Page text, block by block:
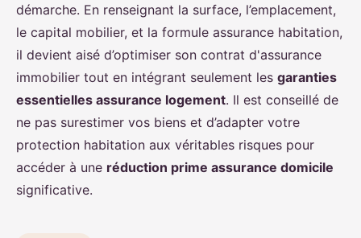
démarche. En renseignant la surface, l’emplacement,
le capital mobilier, et la formule assurance habitation,
il devient aisé d’optimiser son contrat d'assurance
immobilier tout en intégrant seulement les garanties
essentielles assurance logement. Il est conseillé de
ne pas surestimer vos biens et d’adapter votre
protection habitation aux véritables risques pour
accéder à une réduction prime assurance domicile
significative.